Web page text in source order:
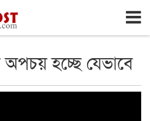
২৬শে শ্রাবণ ১৪৩৩
অপচয় হচ্ছে যেভাবে